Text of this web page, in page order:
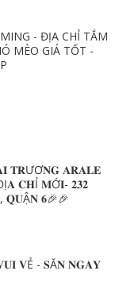
- ĐỊA CHỈ TẮM
MÈO GIÁ TỐT -
𝐓𝐑ƯƠ𝐍𝐆 𝐀𝐑𝐀𝐋𝐄
𝐂𝐇Ỉ 𝐌Ớ𝐈- 𝟐𝟑𝟐
𝟔🎉🎉
𝐕Ẻ - 𝐒Ă𝐍 𝐍𝐆𝐀𝐘